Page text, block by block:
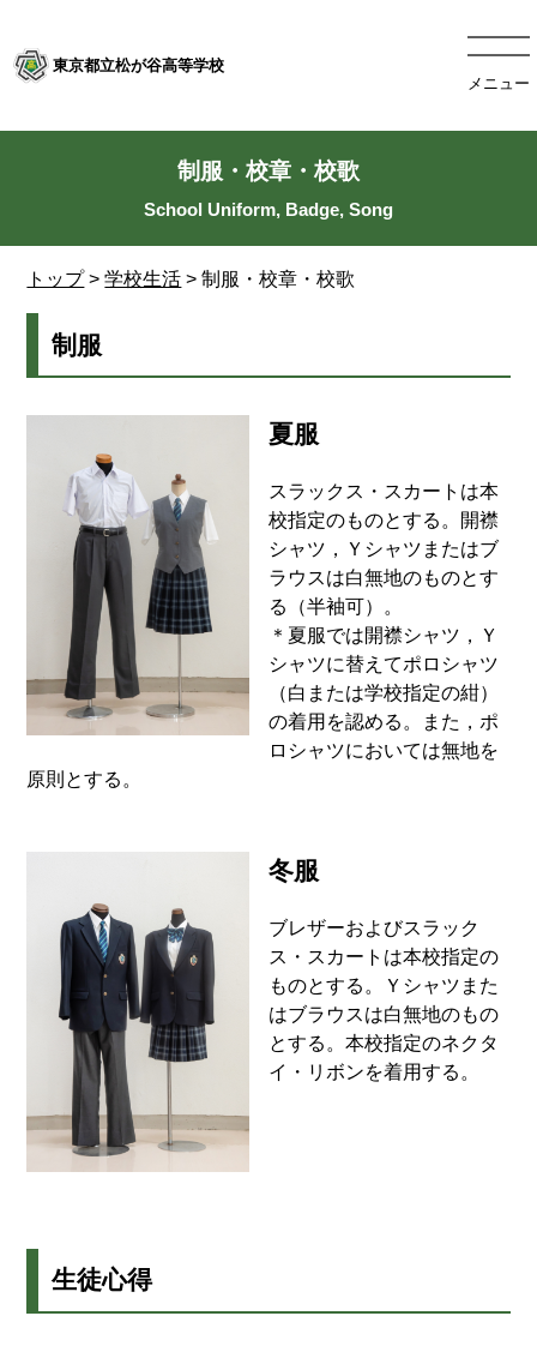
東京都立松が谷高等学校
メニュー
トップ>学校生活 > 制服・校章・校歌
制服・校章・校歌
制服
夏服
スラックス・スカートは本
校指定のものとする。開襟
シャツ，Ｙシャツまたはブ
ラウスは白無地のものとす
る（半袖可）。
＊夏服では開襟シャツ，Ｙ
シャツに替えてポロシャツ
（白または学校指定の紺）
の着用を認める。また，ポ
ロシャツにおいては無地を
原則とする。
冬服
ブレザーおよびスラック
ス・スカートは本校指定の
ものとする。Ｙシャツまた
はブラウスは白無地のもの
とする。本校指定のネクタ
イ・リボンを着用する。
生徒心得